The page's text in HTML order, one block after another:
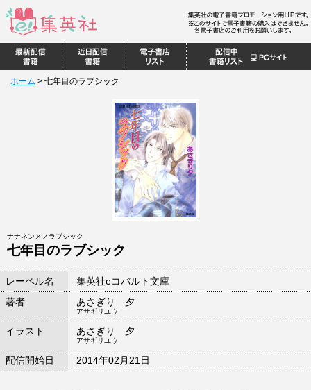
ホーム > 七年目のラブシック
ナナネンメノラブシック
七年目のラブシック
レーベル名
集英社eコバルト文庫
著者
あさぎり 夕
アサギリユウ
イラスト あさぎり 夕
アサギリユウ
配信開始日 2014年02月21日